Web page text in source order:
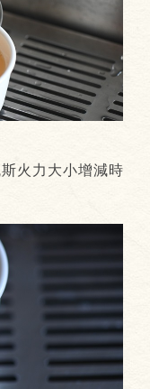
火力大小增減時